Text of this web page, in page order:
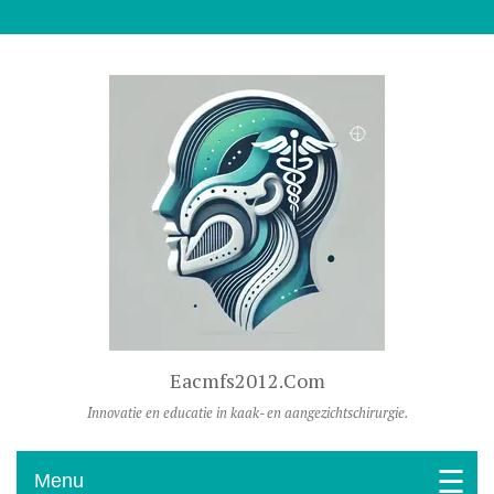
Eacmfs2012.com
Innovatie en educatie in kaak- en aangezichtschirurgie.
Menu